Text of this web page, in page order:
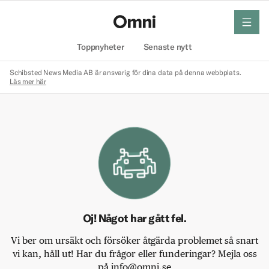
Toppnyheter Senaste nytt
meny
Schibsted News Media AB är ansvarig för dina data på denna webbplats.
Läs mer här
Oj! Något har gått fel.
Vi ber om ursäkt och försöker åtgärda problemet så snart
vi kan, håll ut! Har du frågor eller funderingar? Mejla oss